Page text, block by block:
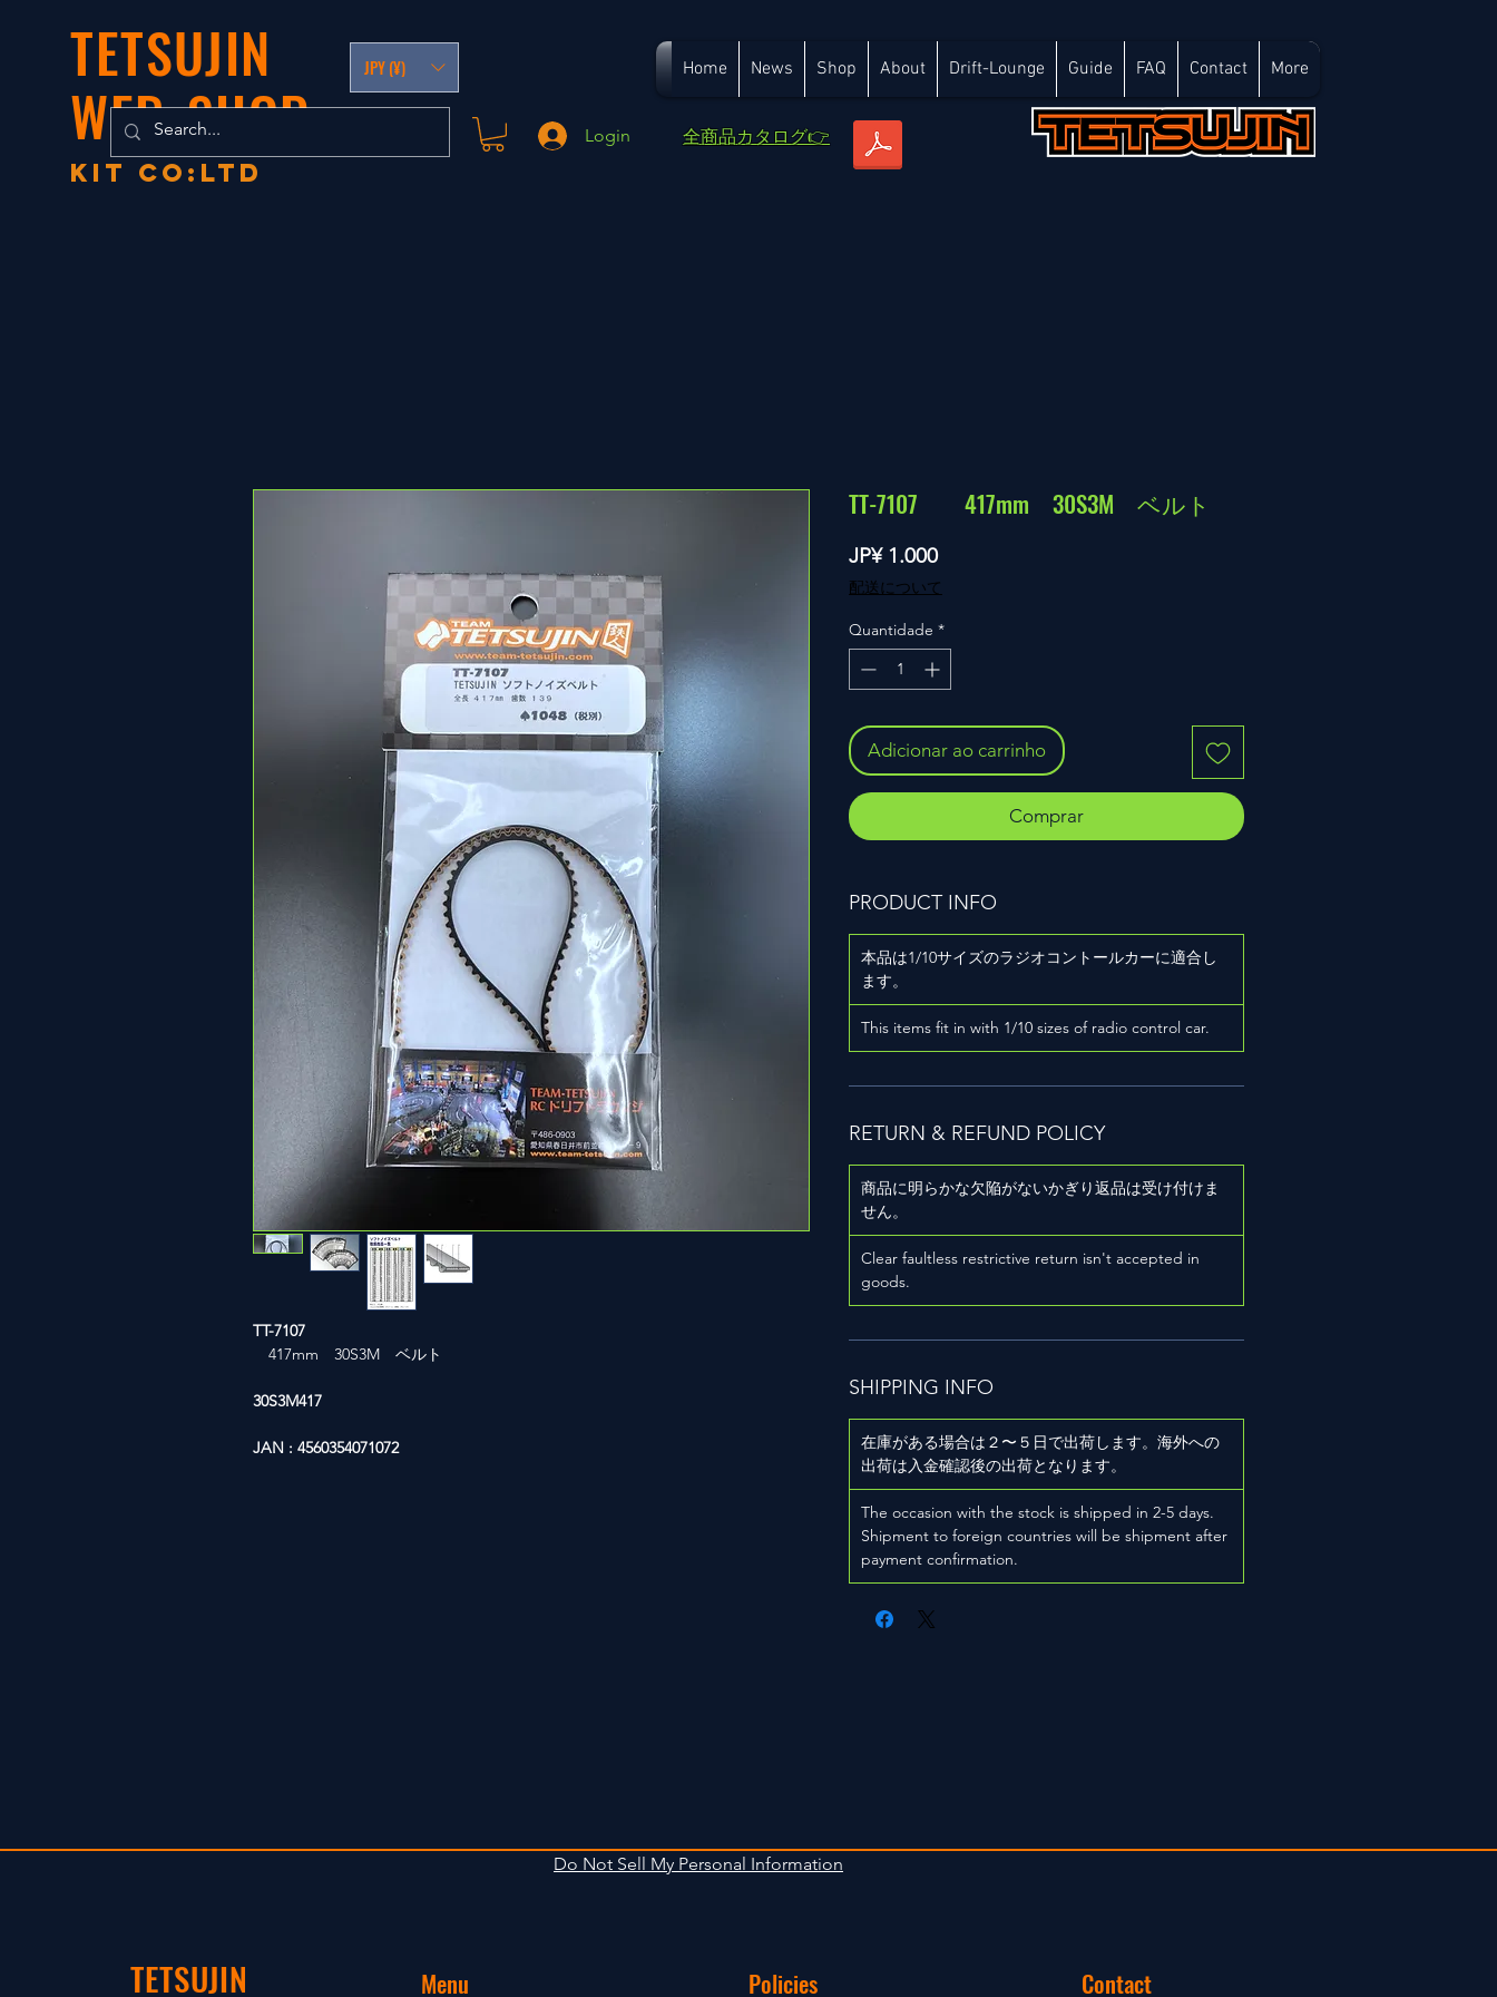
TETSUJIN
WEB-SHOP
KIT co:LTD
JPY (¥) Home News Shop About Drift-Lounge Guide FAQ Contact More
Login ​全商品カタログ👉
TT-7107
417mm 30S3M ベルト
30S3M417
JAN : 4560354071072
TT-7107 417mm 30S3M ベルト
JP¥ 1.000Preço
配送について
Quantidade *
Adicionar ao carrinho
Comprar
PRODUCT INFO
本品は1/10サイズのラジオコントールカーに適合し
ます。
This items fit in with 1/10 sizes of radio control car.
RETURN & REFUND POLICY
商品に明らかな欠陥がないかぎり返品は受け付けま
せん。
Clear faultless restrictive return isn't accepted in
goods.
SHIPPING INFO
在庫がある場合は２〜５日で出荷します。海外への
出荷は入金確認後の出荷となります。
The occasion with the stock is shipped in 2-5 days.
Shipment to foreign countries will be shipment after
payment confirmation.
TETSUJIN Menu Policies Contact
Do Not Sell My Personal Information